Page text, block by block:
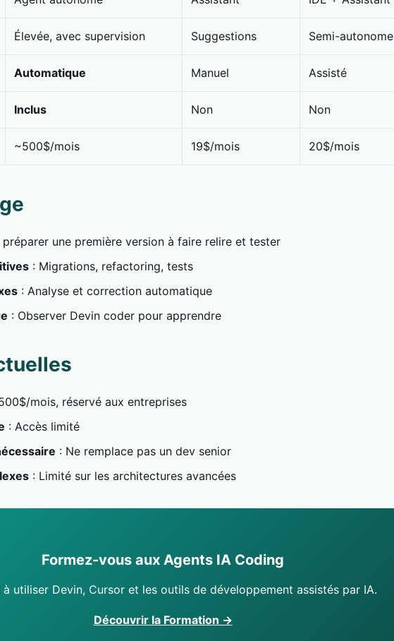
Élevée, avec supervision Suggestions Semi-autonome
Automatique Manuel Assisté
Inclus Non Non
~500$/mois 19$/mois 20$/mois
une première version à faire relire et tester
: Migrations, refactoring, tests
: Analyse et correction automatique
: Observer Devin coder pour apprendre
mois, réservé aux entreprises
: Accès limité
: Ne remplace pas un dev senior
: Limité sur les architectures avancées
Formez-vous aux Agents IA Coding
à utiliser Devin, Cursor et les outils de développement assistés par IA.
Découvrir la Formation →